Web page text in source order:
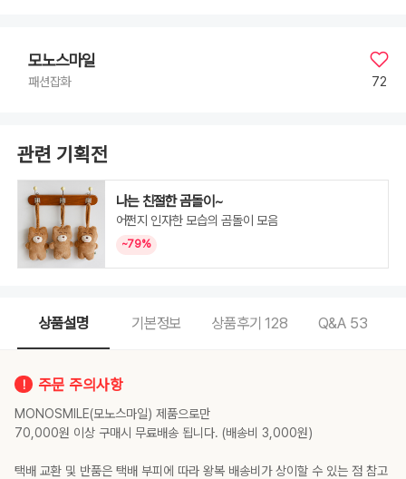
모노스마일
패션잡화 72
관련 기획전
나는 친절한 곰돌이~
어쩐지 인자한 모습의 곰돌이 모음
~79%
상품설명 기본정보 상품후기128 Q&A 53
주문 주의사항
MONOSMILE(모노스마일) 제품으로만
70,000원 이상 구매시 무료배송 됩니다. (배송비 3,000원)
택배 교환 및 반품은 택배 부피에 따라 왕복 배송비가 상이할 수 있는 점 참고